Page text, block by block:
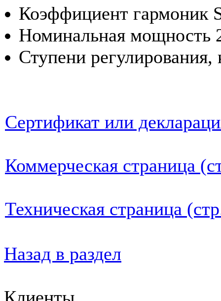
Коэффициент гармоник
Номинальная мощность
Ступени регулирования,
Сертификат или
Коммерческая страница
Техническая страница
Назад в раздел